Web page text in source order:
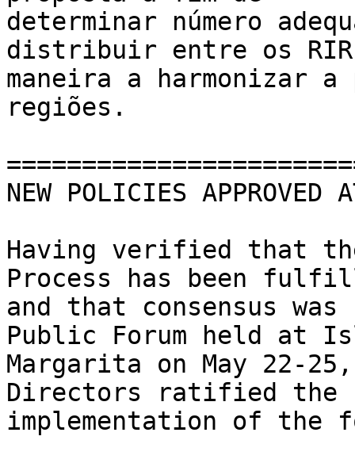
determinar número
distribuir entre os
maneira a harmonizar
regiões.
NEW POLICIES APPROVED
Having verified that
Process has been
and that consensus
Public Forum held at
Margarita on May 22-
Directors ratified the
implementation of the